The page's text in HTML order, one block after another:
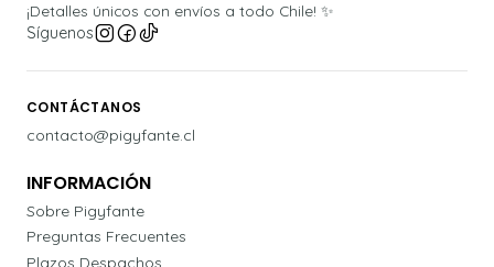
¡Detalles únicos con envíos a todo Chile! ✨
Síguenos
CONTÁCTANOS
contacto@pigyfante.cl
INFORMACIÓN
Sobre Pigyfante
Preguntas Frecuentes
Plazos Despachos